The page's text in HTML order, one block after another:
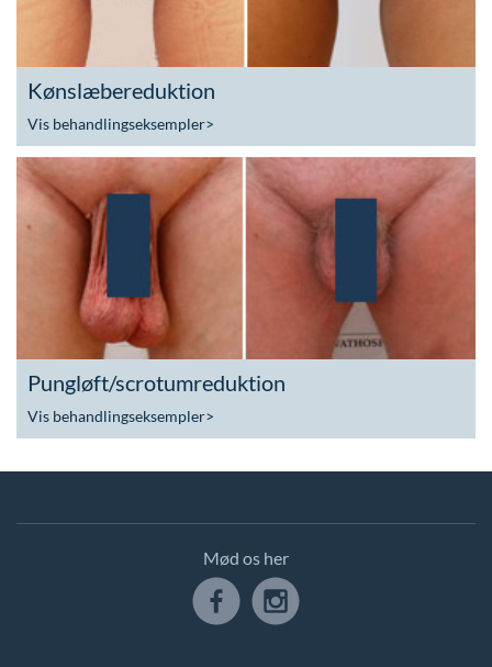
Kønslæbereduktion
Vis behandlingseksempler>
Pungløft/scrotumreduktion
Vis behandlingseksempler>
Mød os her